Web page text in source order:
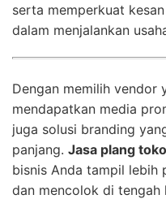
serta memperkuat
dalam menjalankan
Dengan memilih vendor
mendapatkan media
juga solusi branding
panjang. Jasa plang
bisnis Anda tampil lebih
dan mencolok di